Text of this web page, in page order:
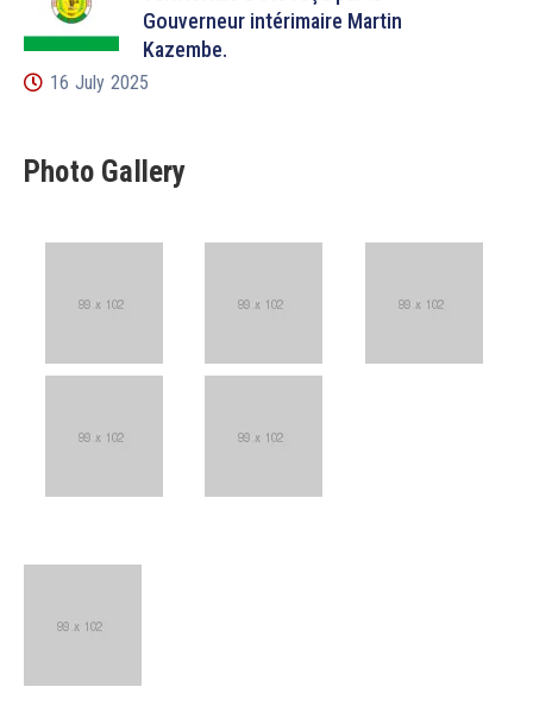
Gouverneur intérimaire Martin
Kazembe.
16 July 2025
Photo Gallery